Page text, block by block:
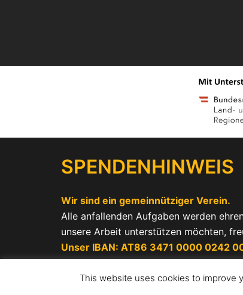
SPENDENHINWEIS
Wir sind ein gemeinnütziger Verein.
Alle anfallenden Aufgaben werden
unsere Arbeit unterstützen möchten,
Unser IBAN: AT86 3471 0000 0242
© 2026 GENERATIONEN-
This website uses cookies to improve